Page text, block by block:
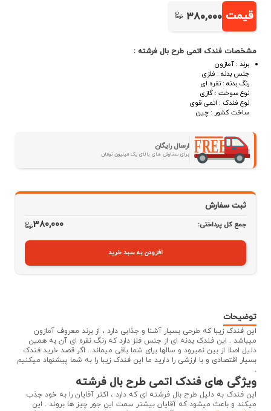
قیمت 380,000
مشخصات فندک اتمی طرح بال فرشته :
برند : آمازون
جنس بدنه : فلزی
رنگ بدنه : نقره ای
نوع سوخت : گازی
نوع فندک : اتمی قوی
ساخت کشور : چین
ارسال رایگان
برای سفارش های بالای یک میلیون تومان
ثبت سفارش
جمع کل پرداختی: 380,000
افزودن به سبد خرید
توضیحات
این فندک زیبا که طرحی بسیار آشنا و جذابی دارد ، از برند معروف آمازون
میباشد . این فندک بدنه ای از جنس فلز دارد که رنگ نقره ای آن به همین
دلیل اصلا از بین نمیرود و سالها برای شما باقی میماند . اگر قصد خرید فندک
بسیار اقتصادی و با ارزشی را دارید ما این فندک زیبا را به شما پیشنهاد میکنیم
.
ویژگی های فندک اتمی طرح بال فرشته
این فندک به دلیل طرح بال فرشته ای که دارد ، اکثر آقایان را به خود جذب
میکند و باعث میشود که آقایان بیشتر سمت این جور چیز ها بروند . این